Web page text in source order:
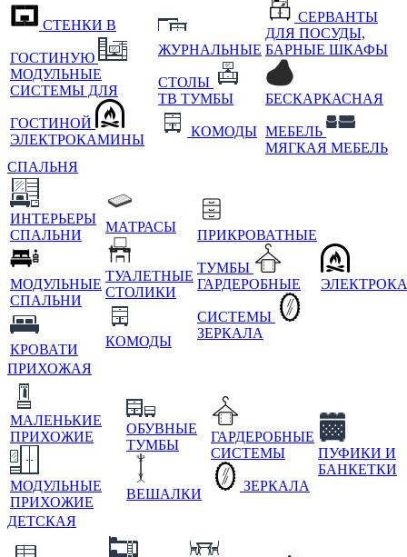
СТЕНКИ В
ГОСТИНУЮ
МОДУЛЬНЫЕ
СИСТЕМЫ ДЛЯ
ГОСТИНОЙ
ЭЛЕКТРОКАМИНЫ
ЖУРНАЛЬНЫЕ
СТОЛЫ
ТВ ТУМБЫ
КОМОДЫ
СЕРВАНТЫ
ДЛЯ ПОСУДЫ,
БАРНЫЕ ШКАФЫ
БЕСКАРКАСНАЯ
МЕБЕЛЬ
МЯГКАЯ МЕБЕЛЬ
СПАЛЬНЯ
ИНТЕРЬЕРЫ
СПАЛЬНИ
МОДУЛЬНЫЕ
СПАЛЬНИ
КРОВАТИ
МАТРАСЫ
ТУАЛЕТНЫЕ
СТОЛИКИ
КОМОДЫ
ПРИКРОВАТНЫЕ
ТУМБЫ
ГАРДЕРОБНЫЕ
СИСТЕМЫ
ЗЕРКАЛА
ПРИХОЖАЯ
МАЛЕНЬКИЕ
ПРИХОЖИЕ
МОДУЛЬНЫЕ
ПРИХОЖИЕ
ОБУВНЫЕ
ТУМБЫ
ВЕШАЛКИ
ГАРДЕРОБНЫЕ
СИСТЕМЫ
ЗЕРКАЛА
ПУФИКИ И
БАНКЕТКИ
ДЕТСКАЯ